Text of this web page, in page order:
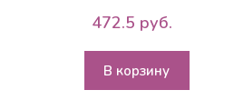
472.5 руб.
В корзину